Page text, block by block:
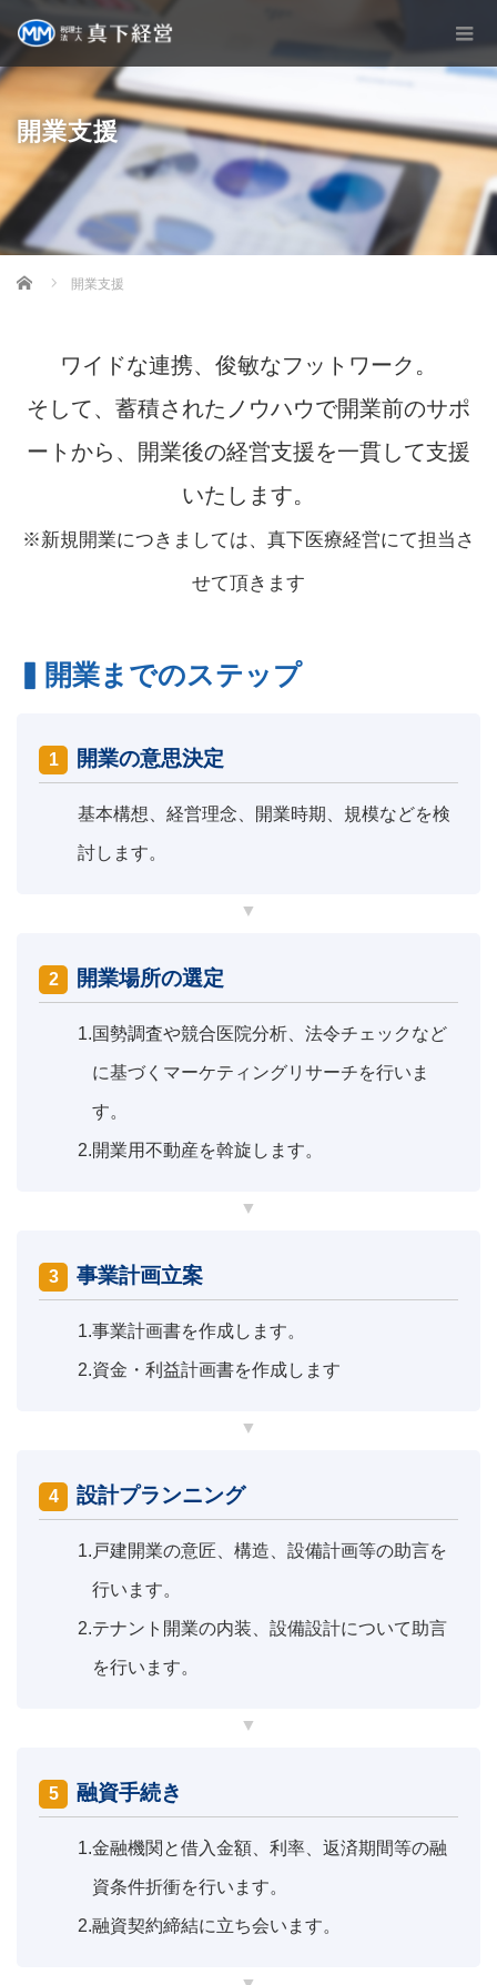
開業支援
Home 開業支援
ワイドな連携、俊敏なフットワーク。
そして、蓄積されたノウハウで開業前のサポ
ートから、開業後の経営支援を一貫して支援
いたします。
※新規開業につきましては、真下医療経営にて担当さ
せて頂きます
開業までのステップ
1 開業の意思決定
基本構想、経営理念、開業時期、規模などを検
討します。
2 開業場所の選定
1.国勢調査や競合医院分析、法令チェックなど
に基づくマーケティングリサーチを行いま
す。
2.開業用不動産を斡旋します。
3 事業計画立案
1.事業計画書を作成します。
2.資金・利益計画書を作成します
4 設計プランニング
1. 戸建開業の意匠、構造、設備計画等の助言を
行います。
2.テナント開業の内装、設備設計について助言
を行います。
5 融資手続き
1.金融機関と借入金額、利率、返済期間等の融
資条件折衝を行います。
2.融資契約締結に立ち会います。